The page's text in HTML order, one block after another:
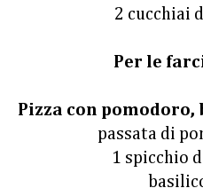
2 cucchiai
Per le
Pizza con pomodoro,
passata di
1 spicchio